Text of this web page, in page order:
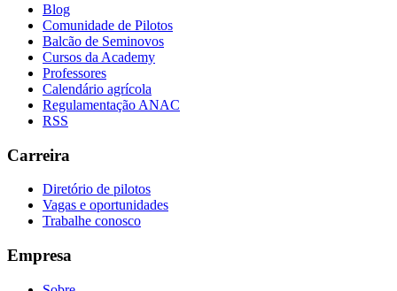
Blog
Comunidade de Pilotos
Balcão de Seminovos
Cursos da Academy
Professores
Calendário agrícola
Regulamentação ANAC
RSS
Carreira
Diretório de pilotos
Vagas e oportunidades
Trabalhe conosco
Empresa